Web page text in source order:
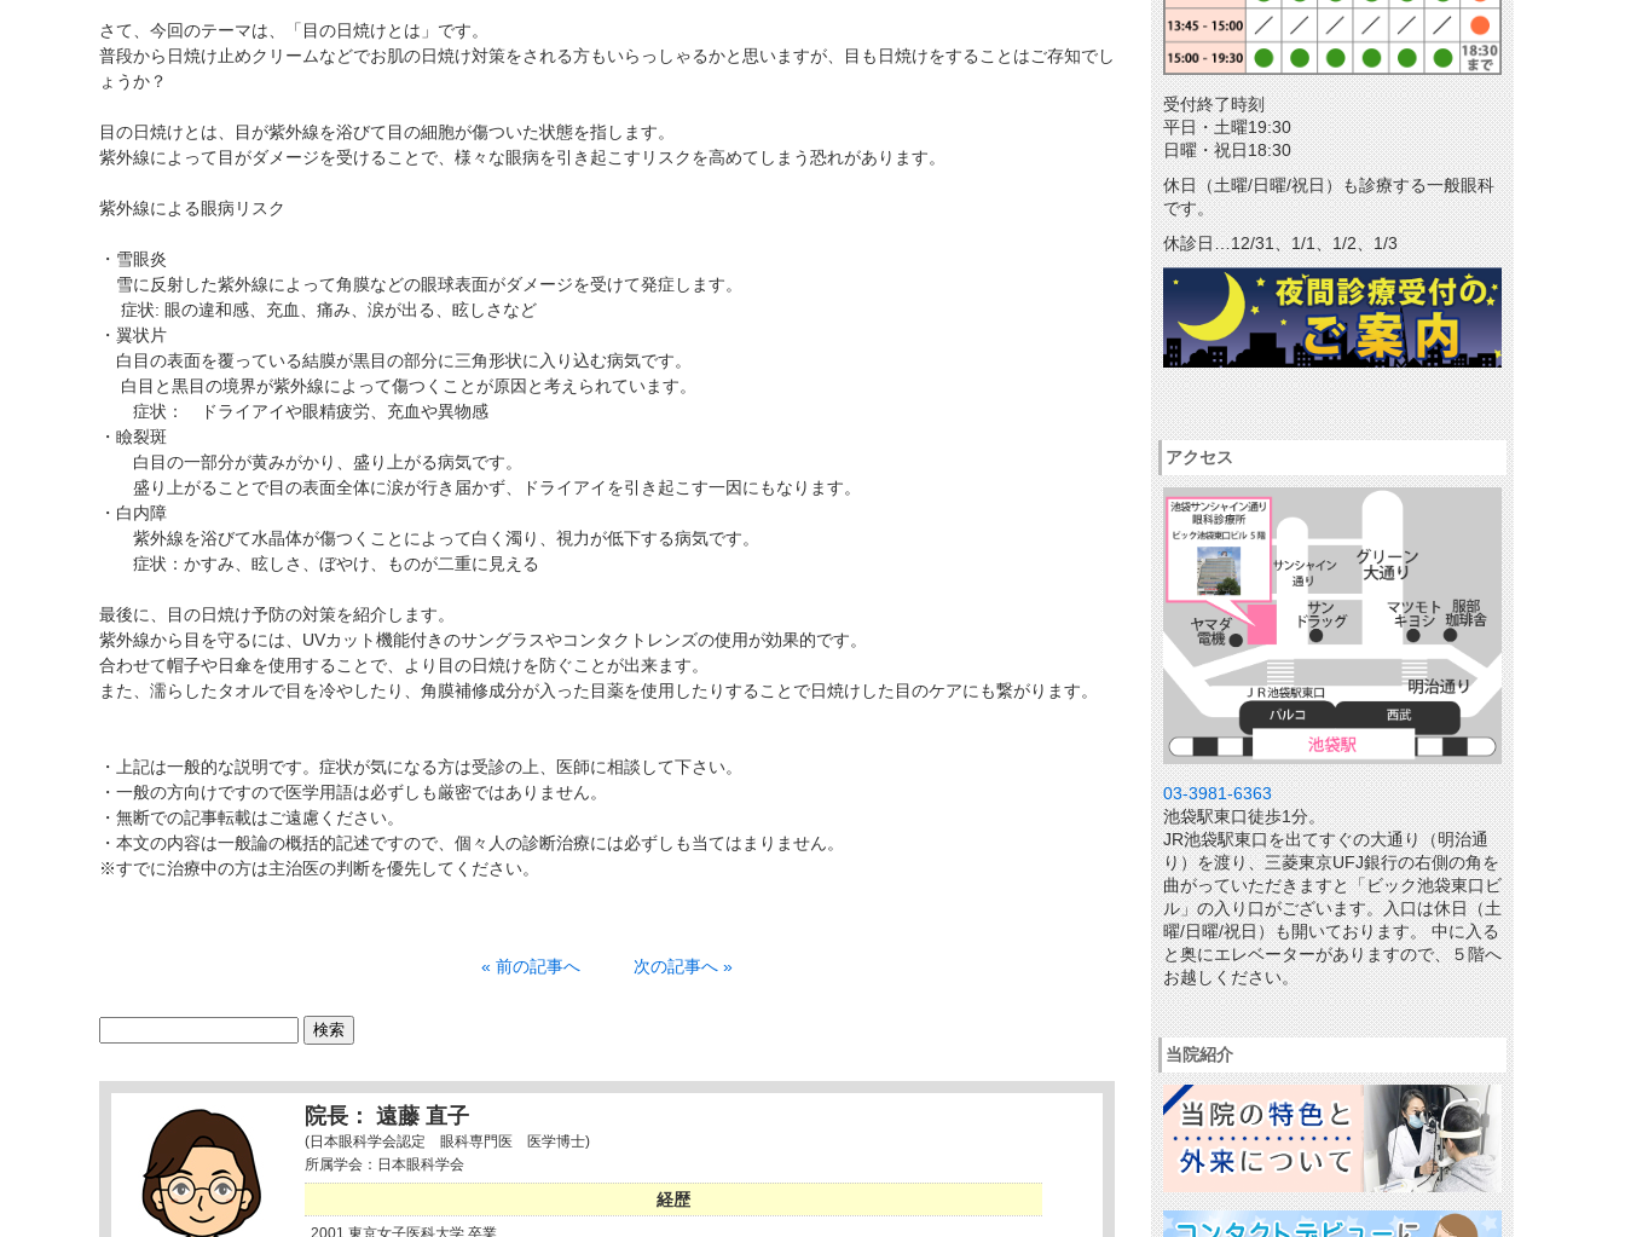
院内の様子・設備
検査･治療･手術機器
問診表ダウンロード
当院へお越しになる方へのお願い
診療報酬に関する院内掲示
メールマガジン
リクルート
パンフレットのダウンロード
花粉症
アレルギー性結膜炎
黄斑疾患専門治療ページ
ぶどう膜炎専門治療ページ
ボツリヌス療法
ドライアイ専門治療を予約
網膜・硝子体専門治療を予約
白内障手術公開講座を予約
予約をキャンセルする
遠近両用コンタクト
乱視用コンタクト
さて、今回のテーマは、「目の日焼けとは」です。
普段から日焼け止めクリームなどでお肌の日焼け対策をされる方もいらっしゃるかと思いますが、目も日焼けをすることはご存知でし
ょうか？
目の日焼けとは、目が紫外線を浴びて目の細胞が傷ついた状態を指します。
紫外線によって目がダメージを受けることで、様々な眼病を引き起こすリスクを高めてしまう恐れがあります。
紫外線による眼病リスク
・雪眼炎
雪に反射した紫外線によって角膜などの眼球表面がダメージを受けて発症します。
症状: 眼の違和感、充血、痛み、涙が出る、眩しさなど
・翼状片
白目の表面を覆っている結膜が黒目の部分に三角形状に入り込む病気です。
白目と黒目の境界が紫外線によって傷つくことが原因と考えられています。
症状： ドライアイや眼精疲労、充血や異物感
・瞼裂斑
白目の一部分が黄みがかり、盛り上がる病気です。
盛り上がることで目の表面全体に涙が行き届かず、ドライアイを引き起こす一因にもなります。
・白内障
紫外線を浴びて水晶体が傷つくことによって白く濁り、視力が低下する病気です。
症状：かすみ、眩しさ、ぼやけ、ものが二重に見える
最後に、目の日焼け予防の対策を紹介します。
紫外線から目を守るには、UVカット機能付きのサングラスやコンタクトレンズの使用が効果的です。
合わせて帽子や日傘を使用することで、より目の日焼けを防ぐことが出来ます。
また、濡らしたタオルで目を冷やしたり、角膜補修成分が入った目薬を使用したりすることで日焼けした目のケアにも繋がります。
・上記は一般的な説明です。症状が気になる方は受診の上、医師に相談して下さい。
・一般の方向けですので医学用語は必ずしも厳密ではありません。
・無断での記事転載はご遠慮ください。
・本文の内容は一般論の概括的記述ですので、個々人の診断治療には必ずしも当てはまりません。
※すでに治療中の方は主治医の判断を優先してください。
« 前の記事へ 次の記事へ »
院長： 遠藤 直子
(日本眼科学会認定 眼科専門医 医学博士)
所属学会：日本眼科学会
経歴
2001 東京女子医科大学 卒業
受付終了時刻
平日・土曜19:30
日曜・祝日18:30
休日（土曜/日曜/祝日）も診療する一般眼科
です。
休診日…12/31、1/1、1/2、1/3
アクセス
03-3981-6363
池袋駅東口徒歩1分。
JR池袋駅東口を出てすぐの大通り（明治通
り）を渡り、三菱東京UFJ銀行の右側の角を
曲がっていただきますと「ビック池袋東口ビ
ル」の入り口がございます。入口は休日（土
曜/日曜/祝日）も開いております。 中に入る
と奥にエレベーターがありますので、５階へ
お越しください。
当院紹介